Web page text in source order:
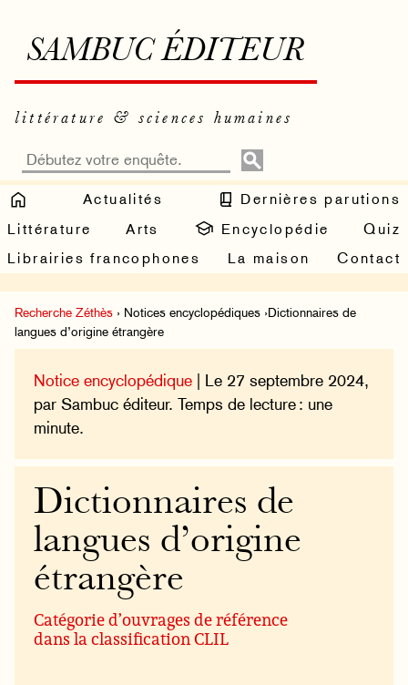
SAMBUC ÉDITEUR
littérature & sciences humaines
Actualités
Dernières parutions
Littérature
Arts Encyclopédie
Quiz
Librairies francophones
La maison Contact
Recherche Zéthès › Notices encyclopédiques ›Dictionnaires de
langues d’origine étrangère
Notice encyclopédique | Le 27 septembre 2024,
par Sambuc éditeur. Temps de lecture : une
minute.
Dictionnaires de
langues d’origine
étrangère
Catégorie d’ouvrages de référence
dans la classification CLIL